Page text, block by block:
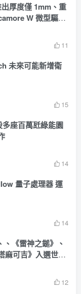
厚度僅 1mm、重
W 微型驅動
11
未來可能新增衛
15
座百萬瓩綠能園
14
量子處理器 運
14
、《雷神之鎚》、
麻可吉》入選世界
12